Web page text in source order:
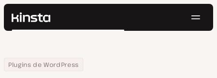
Kinsta®
Precios
Buscar
Home
Centro de Recursos
Blog
Plugins de WordPress
8 Plugins de Donación de WordPress para Caridad, Ayuda